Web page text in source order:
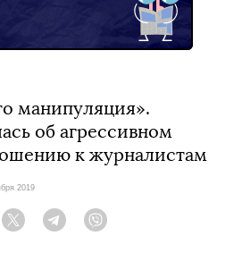
манипуляция».
об агрессивном
к журналистам
2019
Twitter Telegram